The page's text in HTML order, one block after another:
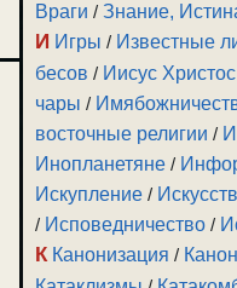
Враги /Знание,
И Игры / Известные
бесов / Иисус Христос
чары /
восточные религии /
Инопланетяне /
Искупление /
/ Исповедничество /
К Канонизация /